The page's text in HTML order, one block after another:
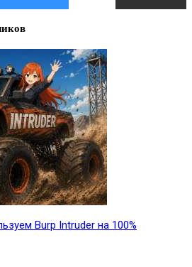
Burp Intruder на 100%